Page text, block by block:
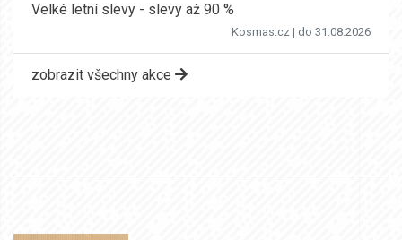
Velké letní slevy - slevy až 90 %
Kosmas.cz | do 31.08.2026
zobrazit všechny akce